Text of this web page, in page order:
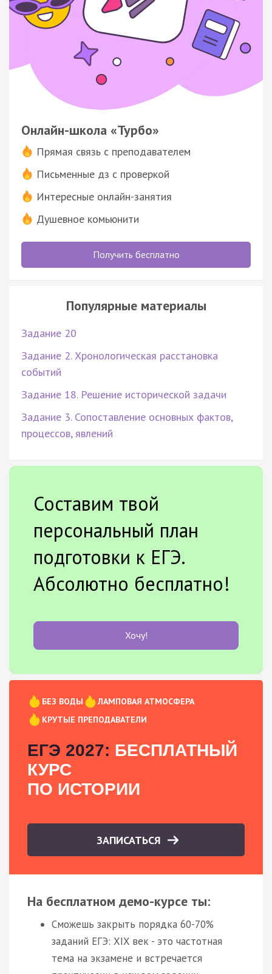
Онлайн-школа «Турбо»
Прямая связь с преподавателем
Письменные дз с проверкой
Интересные онлайн-занятия
Душевное комьюнити
Получить бесплатно
Популярные материалы
Задание 20
Задание 2. Хронологическая расстановка
событий
Задание 18. Решение исторической задачи
Задание 3. Сопоставление основных фактов,
процессов, явлений
Составим твой
персональный план
подготовки к ЕГЭ.
Абсолютно бесплатно!
Хочу!
БЕЗ ВОДЫ
ЛАМПОВАЯ АТМОСФЕРА
КРУТЫЕ ПРЕПОДАВАТЕЛИ
ЕГЭ 2027: БЕСПЛАТНЫЙ
КУРС
ПО ИСТОРИИ
ЗАПИСАТЬСЯ
На бесплатном демо-курсе ты:
Сможешь закрыть порядка 60-70%
заданий ЕГЭ: XIX век - это частотная
тема на экзамене и встречается